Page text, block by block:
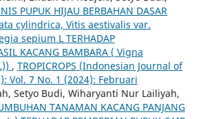
PUPUK HIJAU BERBAHAN DASAR
cylindrica, Vitis aestivalis var.
sepium L TERHADAP
KACANG BAMBARA ( Vigna
, TROPICROPS (Indonesian Journal of
Vol. 7 No. 1 (2024): Februari
Setyo Budi, Wiharyanti Nur Lailiyah,
TANAMAN KACANG PANJANG